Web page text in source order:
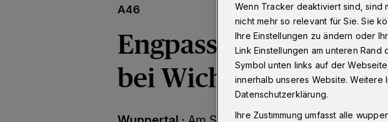
A46
Engpass in Richtung
bei Wichlinghausen
Wenn Tracker deaktiviert sind, sind
nicht mehr so relevant für Sie. Sie
Ihre Einstellungen zu ändern oder
Link Einstellungen am unteren
Symbol unten links auf der
innerhalb unseres Website.
Datenschutzerklärung.
Ihre Zustimmung umfasst alle